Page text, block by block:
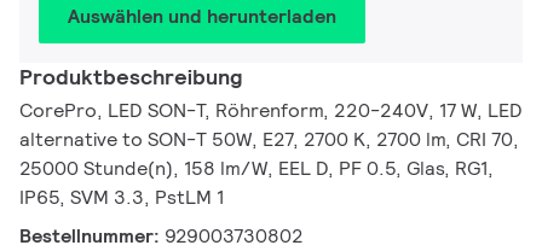
Auswählen und herunterladen
Produktbeschreibung
CorePro, LED SON-T, Röhrenform, 220-240V, 17 W, LED
alternative to SON-T 50W, E27, 2700 K, 2700 lm, CRI 70,
25000 Stunde(n), 158 lm/W, EEL D, PF 0.5, Glas, RG1,
IP65, SVM 3.3, PstLM 1
Bestellnummer: 929003730802